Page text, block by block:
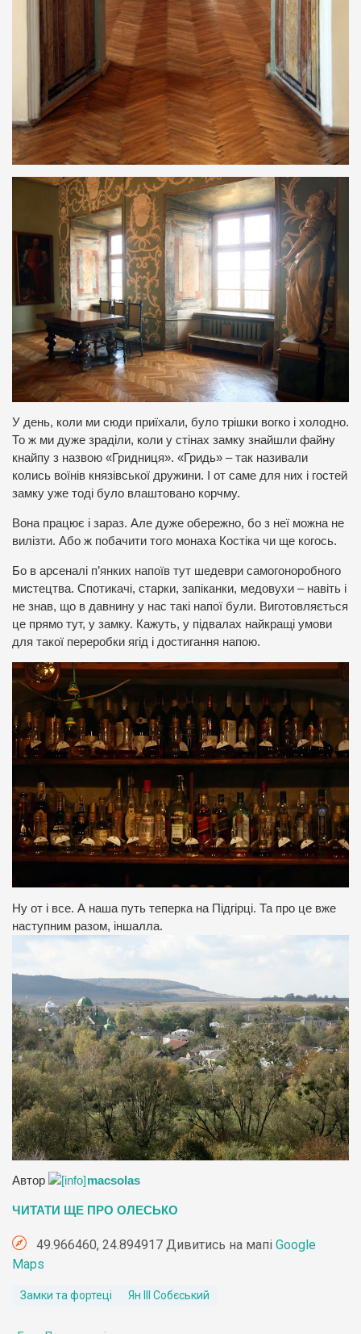
У день, коли ми сюди приїхали, було трішки вогко і холодно.
То ж ми дуже зраділи, коли у стінах замку знайшли файну
кнайпу з назвою «Гридниця». «Гридь» – так називали
колись воїнів князівської дружини. І от саме для них і гостей
замку уже тоді було влаштовано корчму.
Вона працює і зараз. Але дуже обережно, бо з неї можна не
вилізти. Або ж побачити того монаха Костіка чи ще когось.
Бо в арсеналі п’янких напоїв тут шедеври самогоноробного
мистецтва. Спотикачі, старки, запіканки, медовухи – навіть і
не знав, що в давнину у нас такі напої були. Виготовляється
це прямо тут, у замку. Кажуть, у підвалах найкращі умови
для такої переробки ягід і достигання напою.
Ну от і все. А наша путь теперка на Підгірці. Та про це вже
наступним разом, іншалла.
Автор macsolas
ЧИТАТИ ЩЕ ПРО ОЛЕСЬКО
49.966460, 24.894917 Дивитись на мапі Google
Maps
Замки та фортеці Ян ІІІ Собєський